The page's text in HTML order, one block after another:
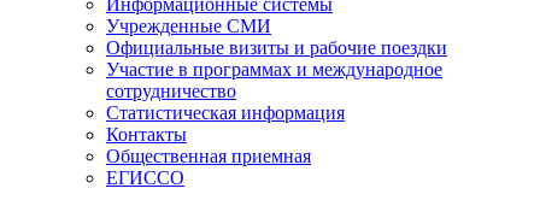
Учрежденные СМИ
Официальные визиты и рабочие поездки
Участие в программах и международное
сотрудничество
Статистическая информация
Контакты
Общественная приемная
ЕГИССО